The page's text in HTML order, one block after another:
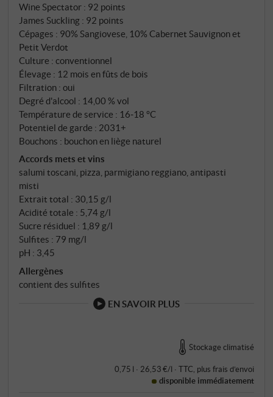
Neri – un Toscana IGT qui applique le savoir-faire de
la maison à des vignes plus jeunes. Du sangiovese
provenant du vignoble de Fiesole, juste à côté du
domaine, complété par une petite part de cabernet
sauvignon et de petit verdot provenant des parcelles
de Montalcino au sud. Vendange manuelle, triage
manuel et trieur optique, fermentation spontanée en
cuves coniques ouvertes en acier, macération de 13
jours avec remontages réguliers.
Wine Spectator : 92 points
James Suckling : 92 points
Cépages : 90% Sangiovese, 10% Cabernet Sauvignon et
Petit Verdot
Culture : conventionnel
Élevage : 12 mois en fûts de bois
Filtration : oui
Degré d'alcool : 14,00 % vol
Température de service : 16‑18 °C
Potentiel de garde : 2031+
Bouchons : bouchon en liège naturel
Accords mets et vins
salumi toscani, pizza, parmigiano reggiano, antipasti
misti
Extrait total : 30,15 g/l
Acidité totale : 5,74 g/l
Sucre résiduel : 1,89 g/l
Sulfites : 79 mg/l
pH : 3,45
Allergènes
contient des sulfites
EN SAVOIR PLUS
Stockage climatisé
0,75 l · 26,53 €/l · TTC, plus frais d’envoi
disponible immédiatement